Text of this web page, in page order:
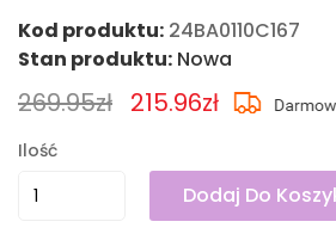
Kod produktu: 24BA0110C167
Stan produktu: Nowa
269.95zł 215.96zł
Ilość
Dodaj Do